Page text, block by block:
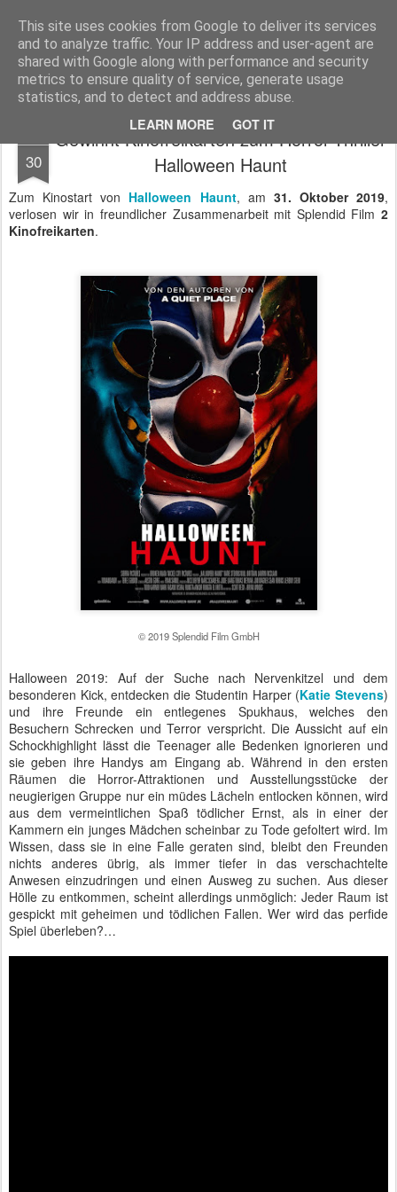
This site uses cookies from Google to deliver its services
and to analyze traffic. Your IP address and user-agent are
shared with Google along with performance and security
metrics to ensure quality of service, generate usage
statistics, and to detect and address abuse.
LEARN MORE GOT IT
MyKinoTrailer
Pages
30
Gewinnt Kinofreikarten zum Horror-Thriller
Halloween Haunt
Zum Kinostart von Halloween Haunt, am 31. Oktober 2019,
verlosen wir in freundlicher Zusammenarbeit mit Splendid Film 2
Kinofreikarten.
© 2019 Splendid Film GmbH
Halloween 2019: Auf der Suche nach Nervenkitzel und dem
besonderen Kick, entdecken die Studentin Harper (Katie Stevens)
und ihre Freunde ein entlegenes Spukhaus, welches den
Besuchern Schrecken und Terror verspricht. Die Aussicht auf ein
Schockhighlight lässt die Teenager alle Bedenken ignorieren und
sie geben ihre Handys am Eingang ab. Während in den ersten
Räumen die Horror-Attraktionen und Ausstellungsstücke der
neugierigen Gruppe nur ein müdes Lächeln entlocken können, wird
aus dem vermeintlichen Spaß tödlicher Ernst, als in einer der
Kammern ein junges Mädchen scheinbar zu Tode gefoltert wird. Im
Wissen, dass sie in eine Falle geraten sind, bleibt den Freunden
nichts anderes übrig, als immer tiefer in das verschachtelte
Anwesen einzudringen und einen Ausweg zu suchen. Aus dieser
Hölle zu entkommen, scheint allerdings unmöglich: Jeder Raum ist
gespickt mit geheimen und tödlichen Fallen. Wer wird das perfide
Spiel überleben?…